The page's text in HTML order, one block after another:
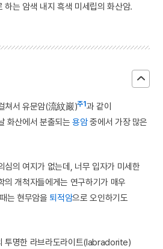
하는 암색 내지 흑색 미세립의 화산암.
쳐서 유문암(流紋巖)주1과 같이
화산에서 분출되는용암중에서 가장 많은
심의 여지가 없는데, 너무 입자가 미세한
의 개척자들에게는 연구하기가 매우
는 현무암을 퇴적암으로 오인하기도
투명한 라브라도라이트(labradorite)